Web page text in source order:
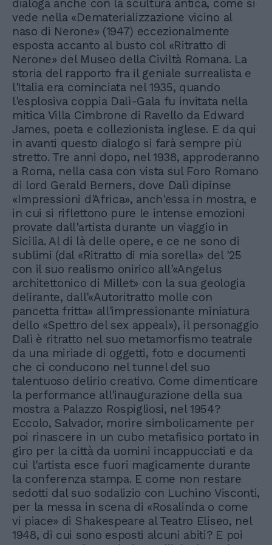
dialoga anche con la scultura antica, come si
vede nella «Dematerializzazione vicino al
naso di Nerone» (1947) eccezionalmente
esposta accanto al busto col «Ritratto di
Nerone» del Museo della Civiltà Romana. La
storia del rapporto fra il geniale surrealista e
l'Italia era cominciata nel 1935, quando
l'esplosiva coppia Dalì-Gala fu invitata nella
mitica Villa Cimbrone di Ravello da Edward
James, poeta e collezionista inglese. E da qui
in avanti questo dialogo si farà sempre più
stretto. Tre anni dopo, nel 1938, approderanno
a Roma, nella casa con vista sul Foro Romano
di lord Gerald Berners, dove Dalì dipinse
«Impressioni d'Africa», anch'essa in mostra, e
in cui si riflettono pure le intense emozioni
provate dall'artista durante un viaggio in
Sicilia. Al di là delle opere, e ce ne sono di
sublimi (dal «Ritratto di mia sorella» del '25
con il suo realismo onirico all'«Angelus
architettonico di Millet» con la sua geologia
delirante, dall'«Autoritratto molle con
pancetta fritta» all'impressionante miniatura
dello «Spettro del sex appeal»), il personaggio
Dalì è ritratto nel suo metamorfismo teatrale
da una miriade di oggetti, foto e documenti
che ci conducono nel tunnel del suo
talentuoso delirio creativo. Come dimenticare
la performance all'inaugurazione della sua
mostra a Palazzo Rospigliosi, nel 1954?
Eccolo, Salvador, morire simbolicamente per
poi rinascere in un cubo metafisico portato in
giro per la città da uomini incappucciati e da
cui l'artista esce fuori magicamente durante
la conferenza stampa. E come non restare
sedotti dal suo sodalizio con Luchino Visconti,
per la messa in scena di «Rosalinda o come
vi piace» di Shakespeare al Teatro Eliseo, nel
1948, di cui sono esposti alcuni abiti? E poi